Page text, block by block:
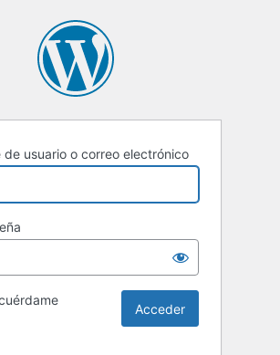
de usuario o correo electrónico